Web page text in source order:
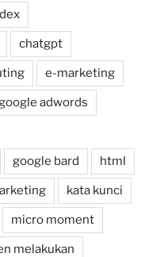
chatgpt
e-marketing
google adwords
google bard html
kata kunci
micro moment
melakukan